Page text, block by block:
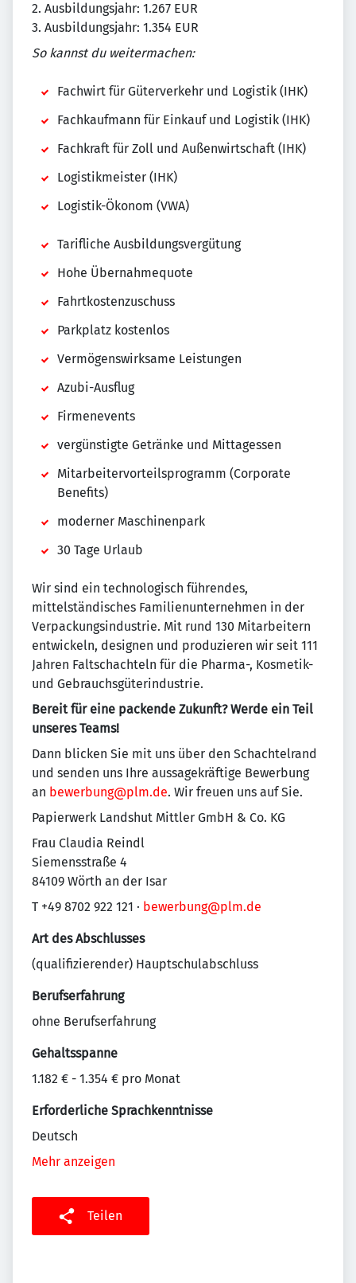
2. Ausbildungsjahr: 1.267 EUR
3. Ausbildungsjahr: 1.354 EUR
So kannst du weitermachen:
Fachwirt für Güterverkehr und Logistik (IHK)
Fachkaufmann für Einkauf und Logistik (IHK)
Fachkraft für Zoll und Außenwirtschaft (IHK)
Logistikmeister (IHK)
Logistik-Ökonom (VWA)
Tarifliche Ausbildungsvergütung
Hohe Übernahmequote
Fahrtkostenzuschuss
Parkplatz kostenlos
Vermögenswirksame Leistungen
Azubi-Ausflug
Firmenevents
vergünstigte Getränke und Mittagessen
Mitarbeitervorteilsprogramm (Corporate
Benefits)
moderner Maschinenpark
30 Tage Urlaub
Wir sind ein technologisch führendes,
mittelständisches Familienunternehmen in der
Verpackungsindustrie. Mit rund 130 Mitarbeitern
entwickeln, designen und produzieren wir seit 111
Jahren Faltschachteln für die Pharma-, Kosmetik-
und Gebrauchsgüterindustrie.
Bereit für eine packende Zukunft? Werde ein Teil
unseres Teams!
Dann blicken Sie mit uns über den Schachtelrand
und senden uns Ihre aussagekräftige Bewerbung
an bewerbung@plm.de. Wir freuen uns auf Sie.
Papierwerk Landshut Mittler GmbH & Co. KG
Frau Claudia Reindl
Siemensstraße 4
84109 Wörth an der Isar
T +49 8702 922 121 · bewerbung@plm.de
Art des Abschlusses
(qualifizierender) Hauptschulabschluss
Berufserfahrung
ohne Berufserfahrung
Gehaltsspanne
1.182 € - 1.354 € pro Monat
Erforderliche Sprachkenntnisse
Deutsch
Mehr anzeigen
Teilen